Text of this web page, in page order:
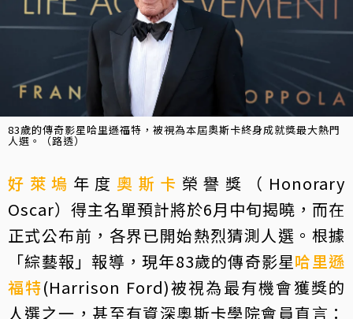
83歲的傳奇影星哈里遜福特，被視為本屆奧斯卡終身成就獎最大熱門
人選。（路透）
好萊塢 年度 奧斯卡 榮譽獎（Honorary
Oscar）得主名單預計將於6月中旬揭曉，而在
正式公布前，各界已開始熱烈猜測人選。根據
「綜藝報」報導，現年83歲的傳奇影星哈里遜
福特(Harrison Ford)被視為最有機會獲獎的
人選之一，甚至有資深奧斯卡學院會員直言：